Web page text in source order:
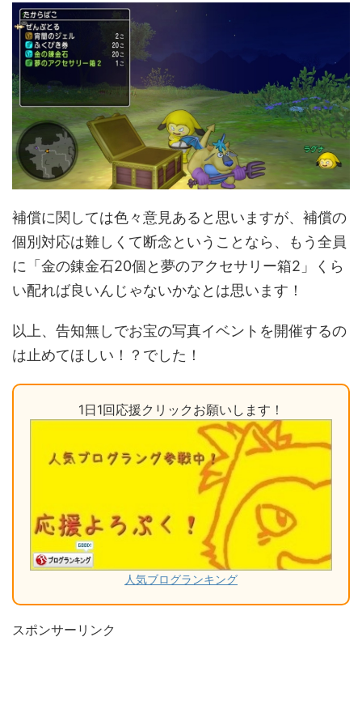
補償に関しては色々意見あると思いますが、補償の
個別対応は難しくて断念ということなら、もう全員
に「金の錬金石20個と夢のアクセサリー箱2」くら
い配れば良いんじゃないかなとは思います！
以上、告知無しでお宝の写真イベントを開催するの
は止めてほしい！？でした！
1日1回応援クリックお願いします！
人気ブログランキング
スポンサーリンク